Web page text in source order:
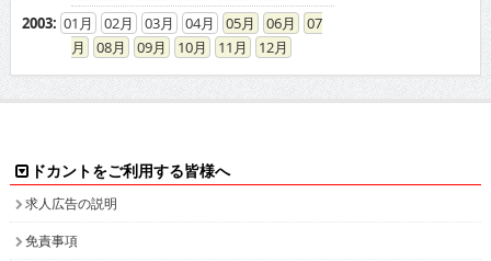
2003: 01 02 03 04 05 06
07
08
09 10 11 12
ドカントをご利用する皆様へ
求人広告の説明
免責事項